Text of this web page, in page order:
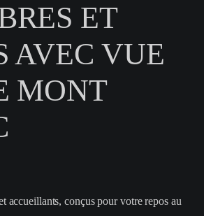
ET
AVEC VUE
MONT
accueillants, conçus pour votre repos au